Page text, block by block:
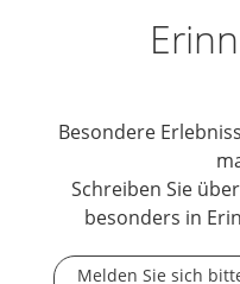
Besondere
Schreiben Sie
besonders in
Melden Sie sich